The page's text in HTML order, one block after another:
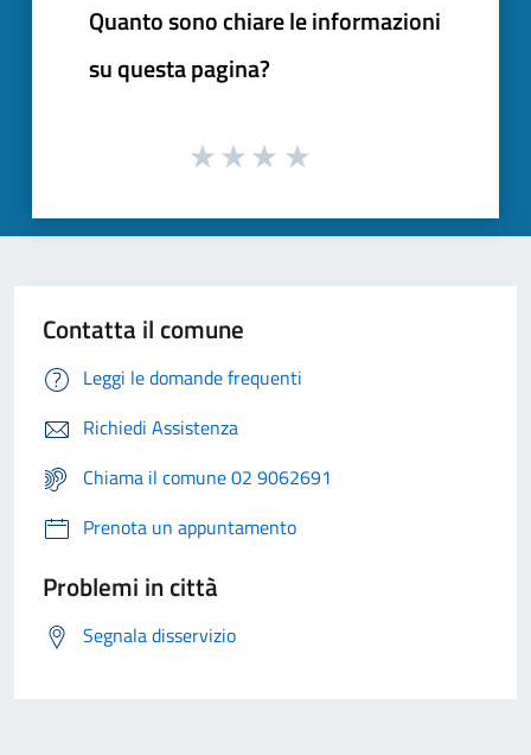
Quanto sono chiare le informazioni
su questa pagina?
Contatta il comune
Leggi le domande frequenti
Richiedi Assistenza
Chiama il comune 02 9062691
Prenota un appuntamento
Problemi in città
Segnala disservizio